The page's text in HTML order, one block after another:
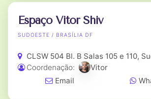
Espaço Vitor Shiv
SUDOESTE / BRASÍLIA DF
CLSW 504 Bl. B Salas 105 e 110,
Coordenação:
Vitor
Email